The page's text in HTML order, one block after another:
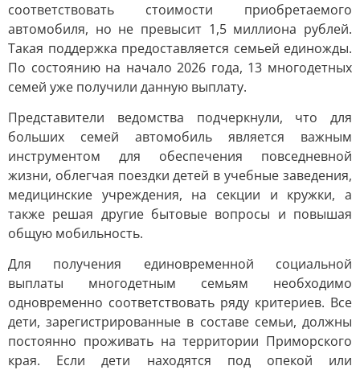
соответствовать стоимости приобретаемого
автомобиля, но не превысит 1,5 миллиона рублей.
Такая поддержка предоставляется семьей единожды.
По состоянию на начало 2026 года, 13 многодетных
семей уже получили данную выплату.
Представители ведомства подчеркнули, что для
больших семей автомобиль является важным
инструментом для обеспечения повседневной
жизни, облегчая поездки детей в учебные заведения,
медицинские учреждения, на секции и кружки, а
также решая другие бытовые вопросы и повышая
общую мобильность.
Для получения единовременной социальной
выплаты многодетным семьям необходимо
одновременно соответствовать ряду критериев. Все
дети, зарегистрированные в составе семьи, должны
постоянно проживать на территории Приморского
края. Если дети находятся под опекой или